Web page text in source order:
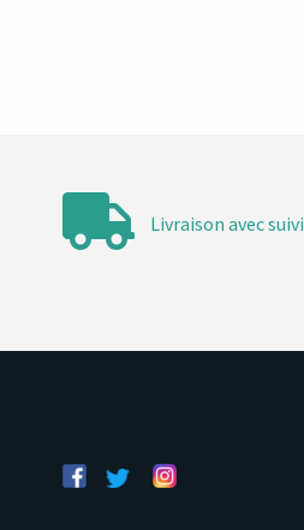
Livraison avec suivi